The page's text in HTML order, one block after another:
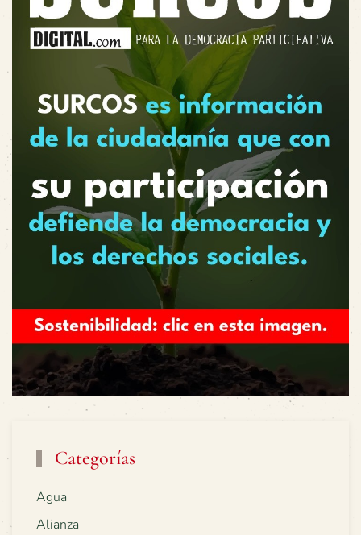
Categorías
Agua
Alianza